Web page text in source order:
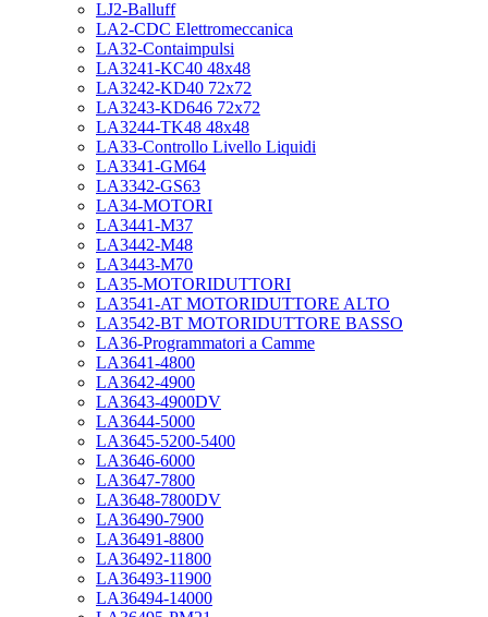
LJ2-Balluff
LA2-CDC Elettromeccanica
LA32-Contaimpulsi
LA3241-KC40 48x48
LA3242-KD40 72x72
LA3243-KD646 72x72
LA3244-TK48 48x48
LA33-Controllo Livello Liquidi
LA3341-GM64
LA3342-GS63
LA34-MOTORI
LA3441-M37
LA3442-M48
LA3443-M70
LA35-MOTORIDUTTORI
LA3541-AT MOTORIDUTTORE ALTO
LA3542-BT MOTORIDUTTORE BASSO
LA36-Programmatori a Camme
LA3641-4800
LA3642-4900
LA3643-4900DV
LA3644-5000
LA3645-5200-5400
LA3646-6000
LA3647-7800
LA3648-7800DV
LA36490-7900
LA36491-8800
LA36492-11800
LA36493-11900
LA36494-14000